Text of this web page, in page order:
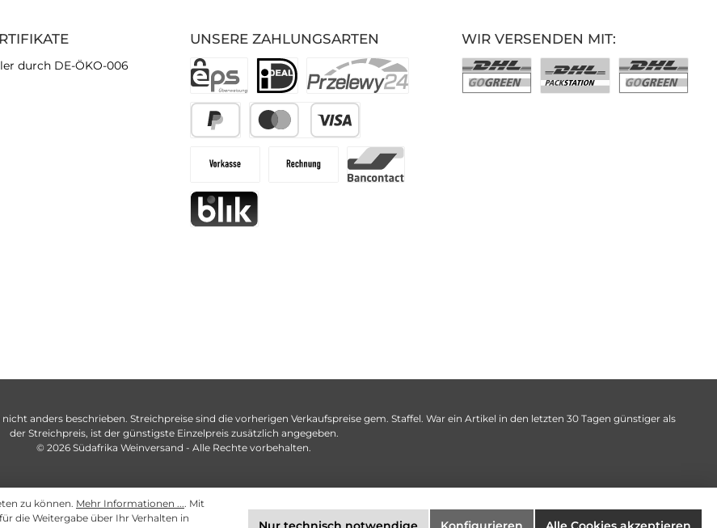
UNSERE ZAHLUNGSARTEN
durch DE-ÖKO-006
WIR VERSENDEN MIT:
anders beschrieben. Streichpreise sind die vorherigen Verkaufspreise gem. Staffel. War ein Artikel in den letzten 30 Tagen günstiger als
der Streichpreis, ist der günstigste Einzelpreis zusätzlich angegeben.
© 2026 Südafrika Weinversand - Alle Rechte vorbehalten.
zu können. Mehr Informationen .... Mit
die Weitergabe über Ihr Verhalten in